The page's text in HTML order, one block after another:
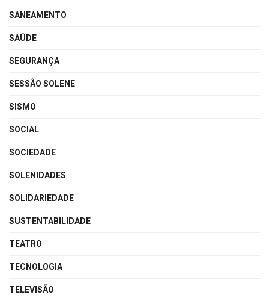
SANEAMENTO
SAÚDE
SEGURANÇA
SESSÃO SOLENE
SISMO
SOCIAL
SOCIEDADE
SOLENIDADES
SOLIDARIEDADE
SUSTENTABILIDADE
TEATRO
TECNOLOGIA
TELEVISÃO